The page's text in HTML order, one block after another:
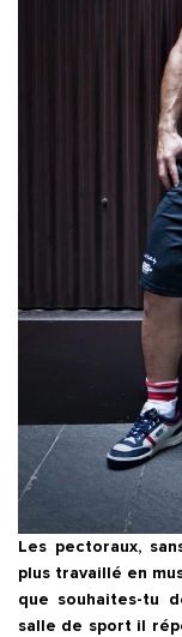
Les pectoraux,
plus travaillé en
que souhaites-tu
salle de sport il